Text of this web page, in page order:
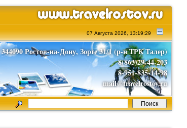
07 Августа 2026, 13:19:29
344090 Ростов-на-Дону, Зорге 31/1 (р-н ТРК Талер)
8(863)29-44-203
8-951-835-14-98
mail@travelrostov.ru